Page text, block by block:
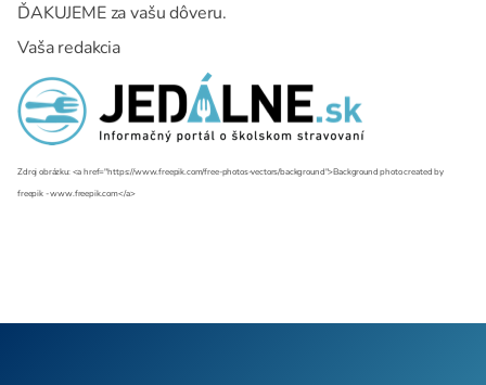
ĎAKUJEME za vašu dôveru.
Vaša redakcia
Zdroj obrázku: <a href="https://www.freepik.com/free-photos-vectors/background">Background photo created by
freepik - www.freepik.com</a>